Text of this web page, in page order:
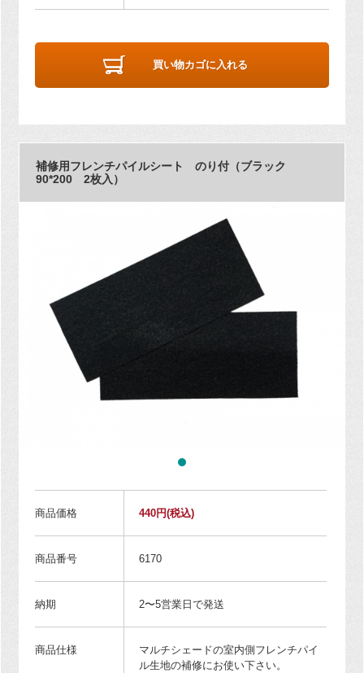
買い物カゴに入れる
補修用フレンチパイルシート のり付（ブラック
90*200 2枚入）
商品価格 440円(税込)
商品番号 6170
納期 2〜5営業日で発送
商品仕様
マルチシェードの室内側フレンチパイ
ル生地の補修にお使い下さい。